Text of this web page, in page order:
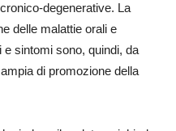
degenerative. La
delle malattie orali e
e sintomi sono, quindi, da
di promozione della